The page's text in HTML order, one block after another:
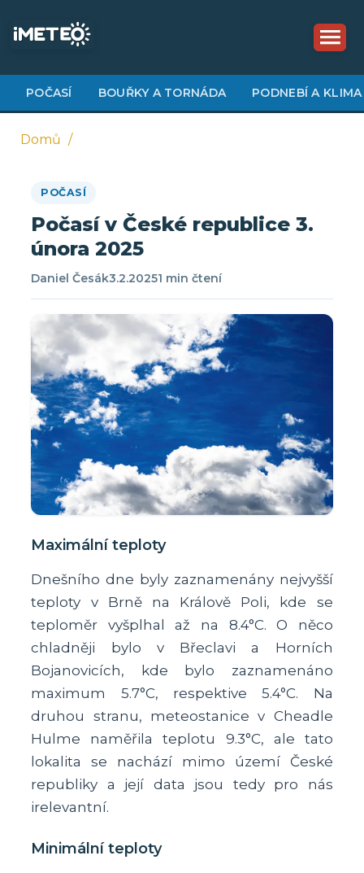
obsahu
POČASÍ BOUŘKY A TORNÁDA PODNEBÍ A KLIMA
navigace
Domů
POČASÍ
Počasí v České republice 3.
února 2025
Daniel Česák3.2.20251 min čtení
Maximální teploty
Dnešního dne byly zaznamenány nejvyšší
teploty v Brně na Králově Poli, kde se
teploměr vyšplhal až na 8.4°C. O něco
chladněji bylo v Břeclavi a Horních
Bojanovicích, kde bylo zaznamenáno
maximum 5.7°C, respektive 5.4°C. Na
druhou stranu, meteostanice v Cheadle
Hulme naměřila teplotu 9.3°C, ale tato
lokalita se nachází mimo území České
republiky a její data jsou tedy pro nás
irelevantní.
Minimální teploty